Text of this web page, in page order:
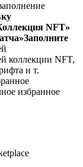
NFT»
Заполните
коллекции NFT,
и т.
избранное